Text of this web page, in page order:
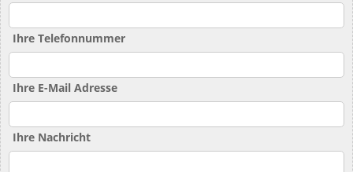
Ihre Telefonnummer
Ihre E-Mail Adresse
Ihre Nachricht